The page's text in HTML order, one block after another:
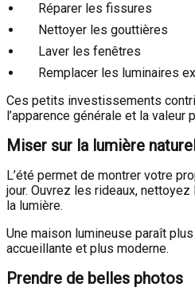
Réparer les fissures
Nettoyer les gouttières
Laver les fenêtres
Remplacer les luminaires
Ces petits investissements
l’apparence générale et la valeur
Miser sur la lumière
L’été permet de montrer votre
jour. Ouvrez les rideaux,
la lumière.
Une maison lumineuse paraît
accueillante et plus moderne.
Prendre de belles photos